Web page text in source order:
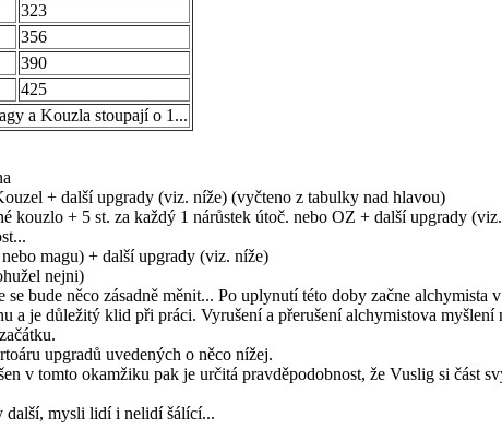
323
356
390
425
a Kouzla stoupají o 1...
+ další upgrady (viz. níže) (vyčteno z tabulky nad hlavou)
kouzlo + 5 st. za každý 1 nárůstek útoč. nebo OZ + další upgrady
magu) + další upgrady (viz. níže)
nejni)
bude něco zásadně měnit... Po uplynutí této doby začne
je důležitý klid při práci. Vyrušení a přerušení alchymistova myšlení
upgradů uvedených o něco nížej.
v tomto okamžiku pak je určitá pravděpodobnost, že Vuslig si část
další, mysli lidí i nelidí šálící...